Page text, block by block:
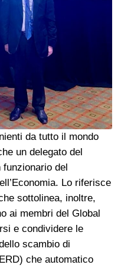
da tutto il mondo
un delegato del
funzionario del
Lo riferisce
sottolinea, inoltre,
ai membri del Global
e condividere le
scambio di
che automatico